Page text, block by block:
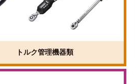
トルク管理機器類